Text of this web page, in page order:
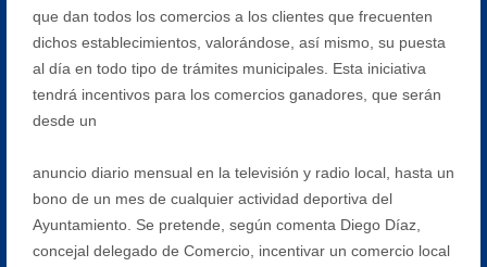
que dan todos los comercios a los clientes que frecuenten
dichos establecimientos, valorándose, así mismo, su puesta
al día en todo tipo de trámites municipales. Esta iniciativa
tendrá incentivos para los comercios ganadores, que serán
desde un
anuncio diario mensual en la televisión y radio local, hasta un
bono de un mes de cualquier actividad deportiva del
Ayuntamiento. Se pretende, según comenta Diego Díaz,
concejal delegado de Comercio, incentivar un comercio local